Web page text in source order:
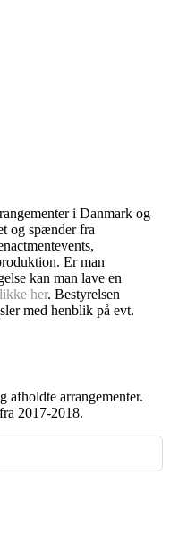
i Danmark og
og spænder fra
Er man
kan man lave en
her. Bestyrelsen
med henblik på evt.
afholdte arrangementer.
2017-2018.